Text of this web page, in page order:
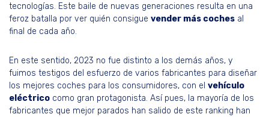
tecnologías. Este baile de nuevas generaciones resulta en una
feroz batalla por ver quién consigue vender más coches al
final de cada año.
En este sentido, 2023 no fue distinto a los demás años, y
fuimos testigos del esfuerzo de varios fabricantes para diseñar
los mejores coches para los consumidores, con el vehículo
eléctrico como gran protagonista. Así pues, la mayoría de los
fabricantes que mejor parados han salido de este ranking han